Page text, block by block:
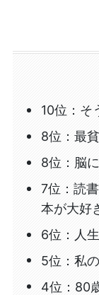
10位：そ
8位：最
8位：脳
7位：読
本が大好
6位：人
5位：私
4位：80